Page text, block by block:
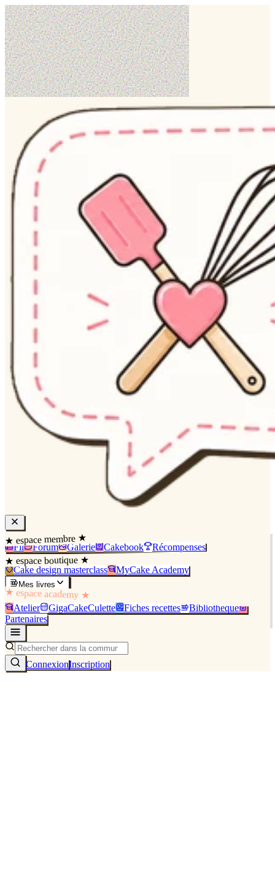
★ espace membre ★
Fil Forum Galerie Cakebook Récompenses
★ espace boutique ★
Cake design masterclass MyCake Academy
Mes livres
★ espace academy ★
Atelier GigaCakeCulette Fiches recettes
Bibliothèque
Partenaires
ConnexionInscription